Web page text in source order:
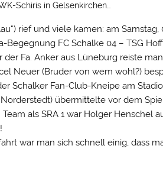
Schiris in Gelsenkirchen…
rief und viele kamen: am Samstag,
Begegnung FC Schalke 04 – TSG
Fa. Anker aus Lüneburg reiste
Neuer (Bruder von wem wohl?)
Schalker Fan-Club-Kneipe am
übermittelte vor dem
als SRA 1 war Holger Henschel
war man sich schnell einig, dass